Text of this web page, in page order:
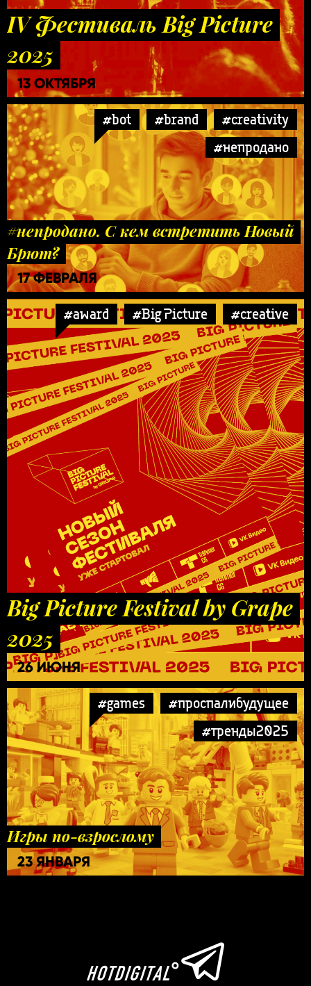
IV Фестиваль Big Picture
2025
13 ОКТЯБРЯ
#bot #brand
#creativity
#непродано
#непродано. С кем встретить Новый
Брют?
17 ФЕВРАЛЯ
#award #Big Picture #creative
Big Picture Festival by Grape
2025
26 ИЮНЯ
#games
#проспалибудущее
#тренды2025
Игры по-взрослому
23 ЯНВАРЯ